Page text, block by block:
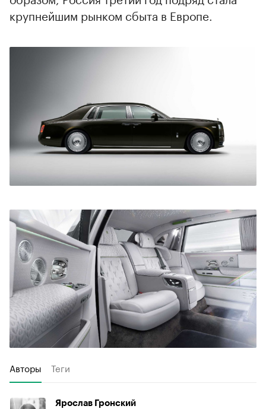
крупнейшим рынком сбыта в Европе.
Авторы Теги
Ярослав Гронский